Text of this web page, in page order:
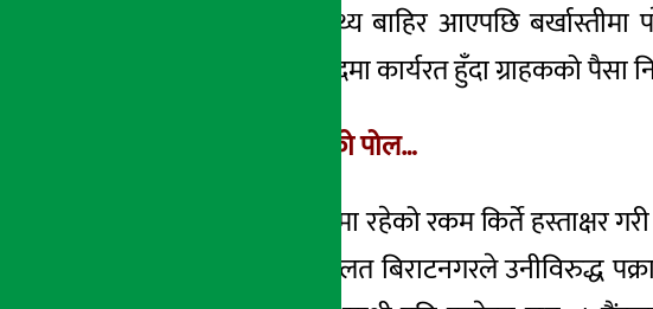
थियो । घटनाको तथ्य बाहिर आएपछि
चतराको सहायक पदमा कार्यरत हुँदा ग्राहकको
यसरी खुल्यो घटनाको पोल…
पार्वती बिष्टको खातामा रहेको रकम किर्ते हस्ताक्षर
उजुरीपछि उच्च अदालत बिराटनगरले उनीविरुद्ध